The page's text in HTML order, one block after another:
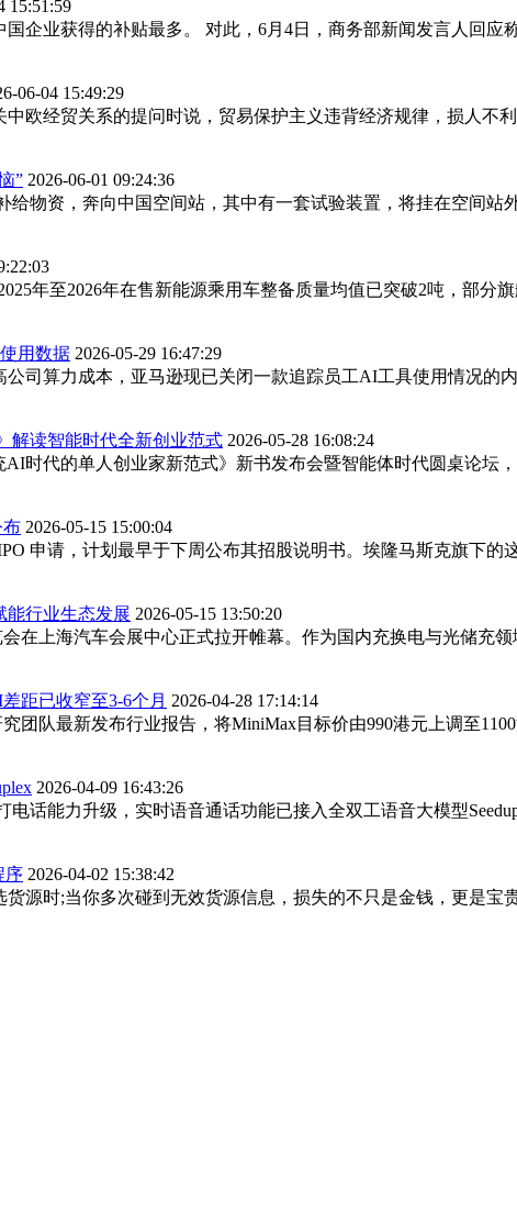
15:51:59
企业获得的补贴最多。 对此，6月4日，商务部新闻发言人回应
06-04 15:49:29
欧经贸关系的提问时说，贸易保护主义违背经济规律，损人不
” 2026-06-01 09:24:36
给物资，奔向中国空间站，其中有一套试验装置，将挂在空间
年至2026年在售新能源乘用车整备质量均值已突破2吨，部分
用数据 2026-05-29 16:47:29
司算力成本，亚马逊现已关闭一款追踪员工AI工具使用情况的
解读智能时代全新创业范式 2026-05-28 16:08:24
时代的单人创业家新范式》新书发布会暨智能体时代圆桌论坛
布 2026-05-15 15:00:04
申请，计划最早于下周公布其招股说明书。埃隆马斯克旗下
能行业生态发展 2026-05-15 13:50:20
在上海汽车会展中心正式拉开帷幕。作为国内充换电与光储充
距已收窄至3-6个月 2026-04-28 17:14:14
团队最新发布行业报告，将MiniMax目标价由990港元上调至
2026-04-09 16:43:26
话能力升级，实时语音通话功能已接入全双工语音大模型
序 2026-04-02 15:38:42
源时;当你多次碰到无效货源信息，损失的不只是金钱，更是